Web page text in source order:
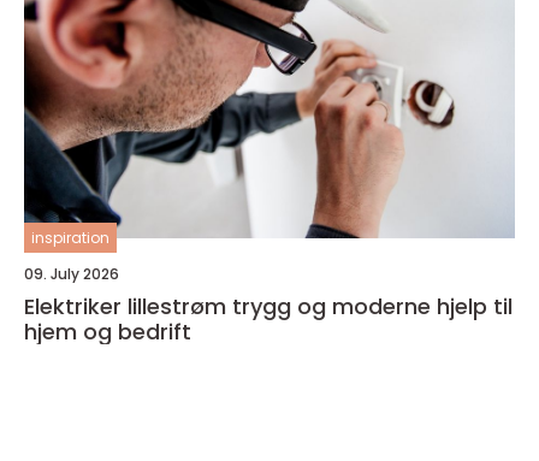
inspiration
09. July 2026
Elektriker lillestrøm trygg og moderne hjelp til
hjem og bedrift